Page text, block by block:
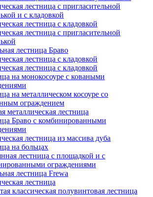
лестница с пригласительной
и с кладовкой
лестница с кладовкой
лестница с пригласительной
лестница Браво
лестница с кладовкой
лестница с кладовкой
на монокосоуре с коваными
на металлическом косоуре со
ограждением
металлическая лестница
Браво с комбинированными
лестница из массива дуба
на больцах
лестница с площадкой и с
ограждениями
лестница Frewa
лестница
классическая полувинтовая лестница